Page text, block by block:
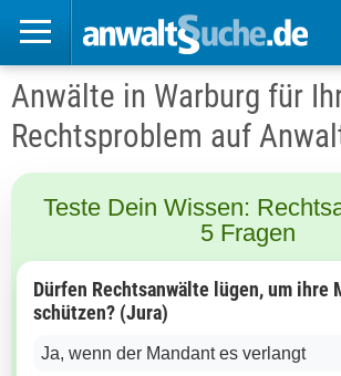
Anwälte in Warburg für
Rechtsproblem auf
Teste Dein Wissen:
5 Fragen
Dürfen Rechtsanwälte lügen, um ihre
schützen? (Jura)
Ja, wenn der Mandant es verlangt